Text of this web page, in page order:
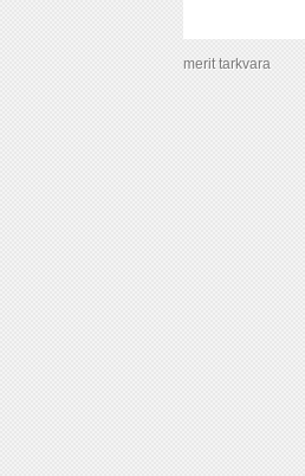
merit tarkvara